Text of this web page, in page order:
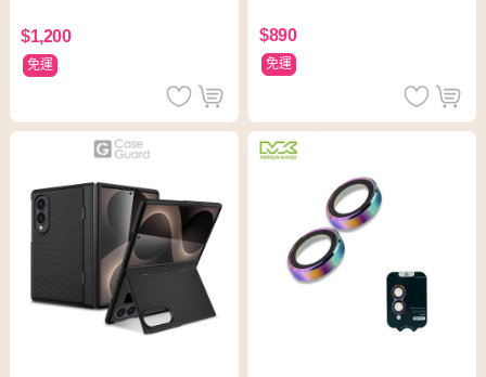
$1,200
免運
$890
免運